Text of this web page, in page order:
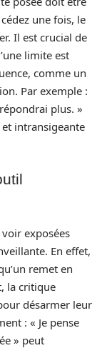
une fois, le
Il est crucial de
limite est
comme un
Par exemple :
plus. »
intransigeante
exposées
En effet,
remet en
la critique
désarmer leur
: « Je pense
» peut